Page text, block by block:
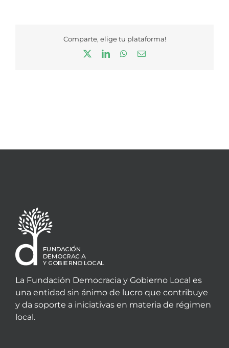
Comparte, elige tu plataforma!
LinkedInWhatsApp
Correo
La Fundación Democracia y Gobierno Local es
una entidad sin ánimo de lucro que contribuye
y da soporte a iniciativas en materia de régimen
local.